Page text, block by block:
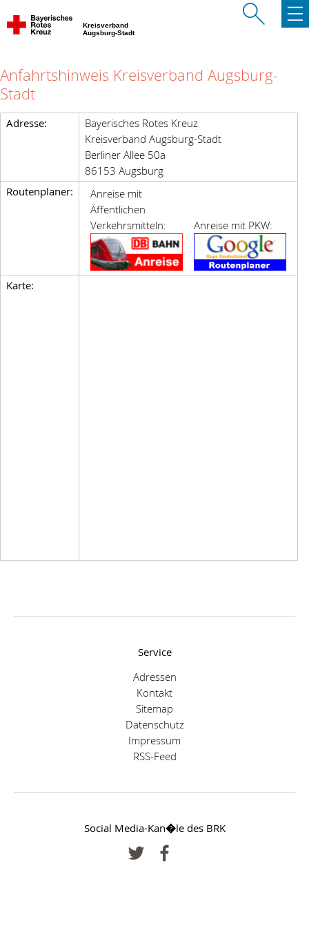
Kreisverband
Augsburg-Stadt
Anfahrtshinweis Kreisverband Augsburg-
Stadt
Adresse:
Bayerisches Rotes Kreuz
Kreisverband Augsburg-Stadt
Berliner Allee 50a
86153 Augsburg
Routenplaner:
Anreise mit
Äffentlichen
Verkehrsmitteln:
Anreise mit PKW:
Karte:
Service
Adressen
Kontakt
Sitemap
Datenschutz
Impressum
RSS-Feed
Social Media-Kan�le des BRK